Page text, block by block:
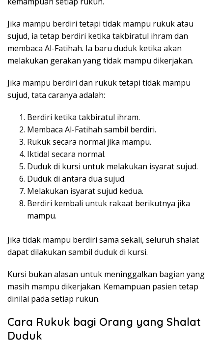
Jika mampu berdiri tetapi tidak mampu rukuk atau
sujud, ia tetap berdiri ketika takbiratul ihram dan
membaca Al-Fatihah. Ia baru duduk ketika akan
melakukan gerakan yang tidak mampu dikerjakan.
Jika mampu berdiri dan rukuk tetapi tidak mampu
sujud, tata caranya adalah:
Berdiri ketika takbiratul ihram.
Membaca Al-Fatihah sambil berdiri.
Rukuk secara normal jika mampu.
Iktidal secara normal.
Duduk di kursi untuk melakukan isyarat sujud.
Duduk di antara dua sujud.
Melakukan isyarat sujud kedua.
Berdiri kembali untuk rakaat berikutnya jika
mampu.
Jika tidak mampu berdiri sama sekali, seluruh shalat
dapat dilakukan sambil duduk di kursi.
Kursi bukan alasan untuk meninggalkan bagian yang
masih mampu dikerjakan. Kemampuan pasien tetap
dinilai pada setiap rukun.
Cara Rukuk bagi Orang yang Shalat
Duduk